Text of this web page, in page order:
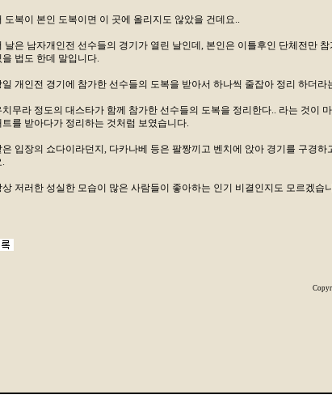
도복이 본인 도복이면 이 곳에 올리지도 않았을 건데요..
날은 남자개인전 선수들의 경기가 열린 날인데, 본인은 이틀후인 단체전만
을 법도 한데 말입니다.
일 개인전 경기에 참가한 선수들의 도복을 받아서 하나씩 줄잡아 정리 하더라
치무라 정도의 대스타가 함께 참가한 선수들의 도복을 정리한다.. 라는 것이
트를 받아다가 정리하는 것처럼 보였습니다.
은 입장의 쇼다이라던지, 다카나베 등은 팔짱끼고 벤치에 앉아 경기를 구경
.
상 저러한 성실한 모습이 많은 사람들이 좋아하는 인기 비결인지도 모르겠습